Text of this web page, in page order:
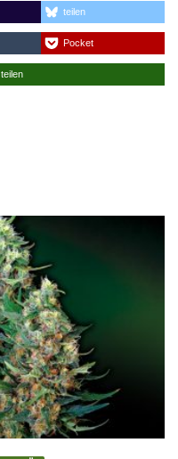
teilen
Pocket
teilen